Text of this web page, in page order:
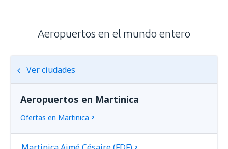
Aeropuertos en el mundo entero
Ver ciudades
Aeropuertos en Martinica
Ofertas en Martinica